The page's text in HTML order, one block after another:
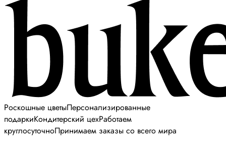
Роскошные цветыПерсонализированные
подаркиКондитерский цехРаботаем
круглосуточноПринимаем заказы со всего мира